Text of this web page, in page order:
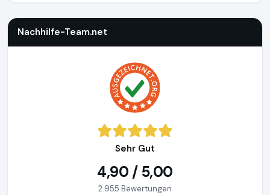
Nachhilfe-Team.net
Sehr Gut
4,90 / 5,00
2.955 Bewertungen